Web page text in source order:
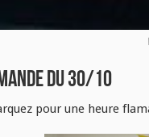
du 30/10
pour une heure